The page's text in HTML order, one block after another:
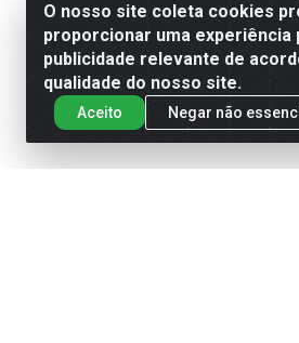
O nosso site coleta cookies
proporcionar uma
publicidade relevante de
qualidade do nosso site.
Aceito Negar não